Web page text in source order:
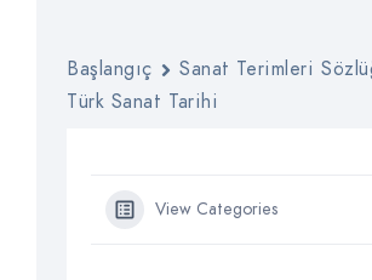
Başlangıç
Sanat Terimleri
Türk Sanat Tarihi
View Categories